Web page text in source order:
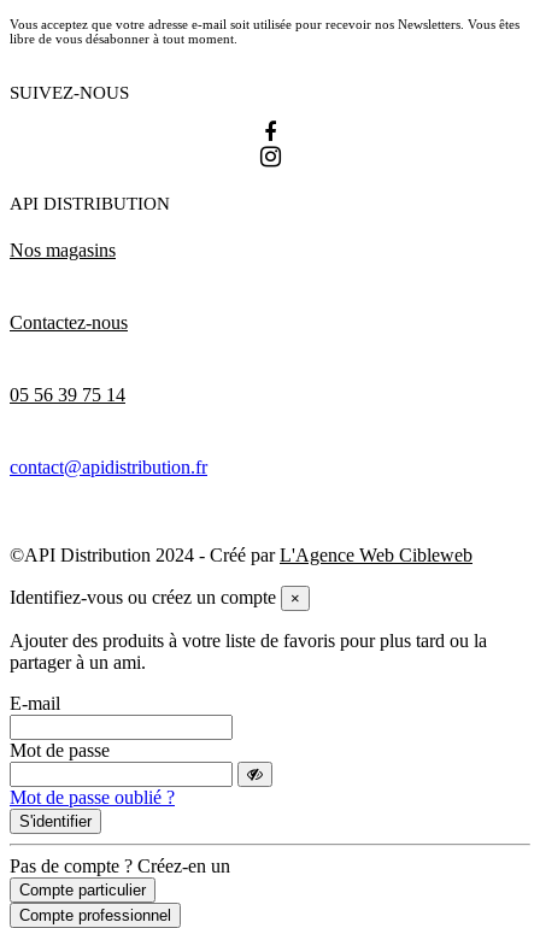
Vous acceptez que votre adresse e-mail soit utilisée pour recevoir nos Newsletters. Vous êtes
libre de vous désabonner à tout moment.
SUIVEZ-NOUS
API DISTRIBUTION
Nos magasins
Contactez-nous
05 56 39 75 14
contact@apidistribution.fr
©API Distribution 2024 - Créé parL'Agence Web Cibleweb
Identifiez-vous ou créez un compte ×
Ajouter des produits à votre liste de favoris pour plus tard ou la
partager à un ami.
E-mail
Mot de passe
Mot de passe oublié ?
S'identifier
Pas de compte ? Créez-en un
Compte particulier
Compte professionnel